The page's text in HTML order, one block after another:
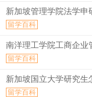
新加坡管理学院法学申
留学百科
南洋理工学院工商企业
留学百科
新加坡国立大学研究生
留学百科